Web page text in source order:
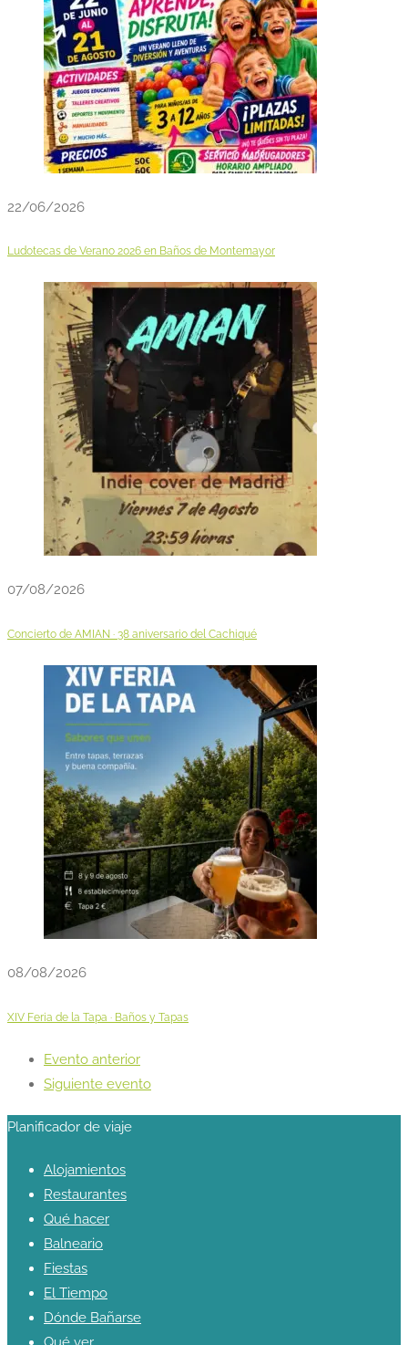
22/06/2026
Ludotecas de Verano 2026 en Baños de Montemayor
07/08/2026
Concierto de AMIAN · 38 aniversario del Cachiqué
08/08/2026
XIV Feria de la Tapa · Baños y Tapas
Evento anterior
Siguiente evento
Planificador de viaje
Alojamientos
Restaurantes
Qué hacer
Balneario
Fiestas
El Tiempo
Dónde Bañarse